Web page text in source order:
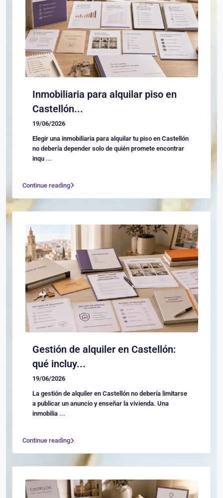
Inmobiliaria para alquilar piso en
Castellón...
19/06/2026
Elegir una inmobiliaria para alquilar tu piso en Castellón
no debería depender solo de quién promete encontrar
inqu ...
Continue reading
Gestión de alquiler en Castellón:
qué incluy...
19/06/2026
La gestión de alquiler en Castellón no debería limitarse
a publicar un anuncio y enseñar la vivienda. Una
inmobilia ...
Continue reading